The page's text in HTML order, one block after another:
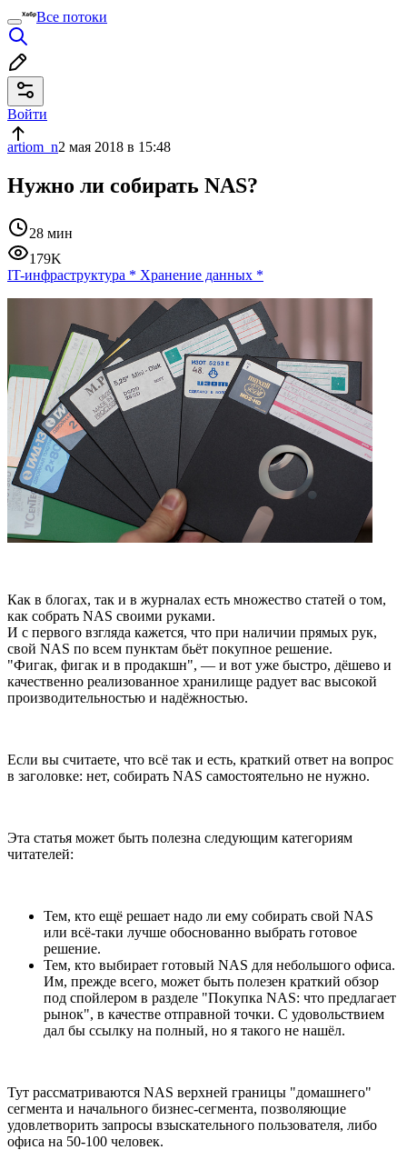
Все потоки
Войти
artiom_n2 мая 2018 в 15:48
Нужно ли собирать NAS?
28 мин
179K
IT-инфраструктура * Хранение данных *
Как в блогах, так и в журналах есть множество статей о том,
как собрать NAS своими руками.
И с первого взгляда кажется, что при наличии прямых рук,
свой NAS по всем пунктам бьёт покупное решение.
"Фигак, фигак и в продакшн", — и вот уже быстро, дёшево и
качественно реализованное хранилище радует вас высокой
производительностью и надёжностью.
Если вы считаете, что всё так и есть, краткий ответ на вопрос
в заголовке: нет, собирать NAS самостоятельно не нужно.
Эта статья может быть полезна следующим категориям
читателей:
Тем, кто ещё решает надо ли ему собирать свой NAS
или всё-таки лучше обоснованно выбрать готовое
решение.
Тем, кто выбирает готовый NAS для небольшого офиса.
Им, прежде всего, может быть полезен краткий обзор
под спойлером в разделе "Покупка NAS: что предлагает
рынок", в качестве отправной точки. С удовольствием
дал бы ссылку на полный, но я такого не нашёл.
Тут рассматриваются NAS верхней границы "домашнего"
сегмента и начального бизнес-сегмента, позволяющие
удовлетворить запросы взыскательного пользователя, либо
офиса на 50-100 человек.